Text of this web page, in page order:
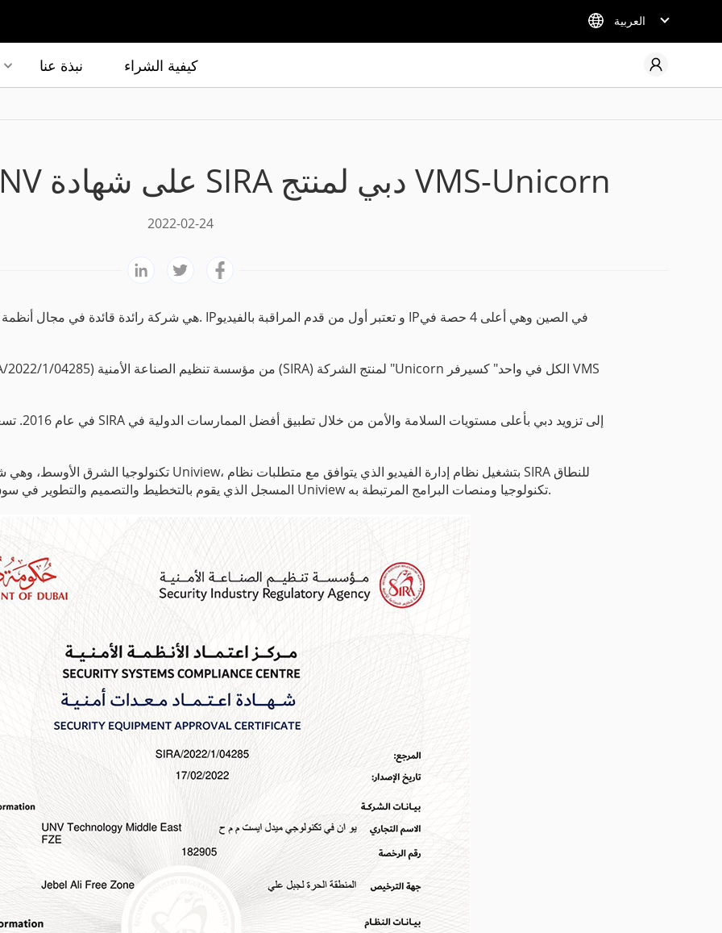
العربية
نبذة عنا كيفية الشراء
حصول تكنولوجيا UNV على شهادة SIRA دبي لمنتج VMS-Unicorn
2022-02-24
المسجل الذي يقوم بالتخطيط والتصميم والتطوير في سوق المشاريع الخاصة بأنظمة المراقبة الأمنية لشركة Uniview تكنولوجيا ومنصات البرامج المرتبطة به.